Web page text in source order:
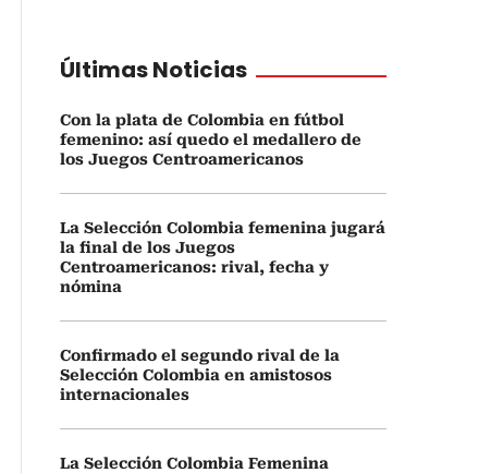
Últimas Noticias
Con la plata de Colombia en fútbol
femenino: así quedo el medallero de
los Juegos Centroamericanos
La Selección Colombia femenina jugará
la final de los Juegos
Centroamericanos: rival, fecha y
nómina
Confirmado el segundo rival de la
Selección Colombia en amistosos
internacionales
La Selección Colombia Femenina